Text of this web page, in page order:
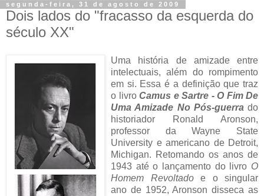
segunda-feira, 31 de agosto de 2009
Dois lados do "fracasso da esquerda do
século XX"
Uma história de amizade entre
intelectuais, além do rompimento
em si. Essa é a definição que traz
o livro Camus e Sartre - O Fim De
Uma Amizade No Pós-guerra do
historiador Ronald Aronson,
professor da Wayne State
University e americano de Detroit,
Michigan. Retomando os anos de
1943 até o lançamento do livro O
Homem Revoltadoe o singular
ano de 1952, Aronson disseca as